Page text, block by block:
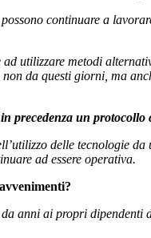
continuare a
utilizzare metodi
da questi giorni, ma
precedenza un
delle tecnologie
ad essere operativa.
anni ai propri